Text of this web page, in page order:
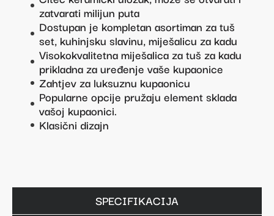
SPECIFIKACIJA
zatvarati milijun puta
Dostupan je kompletan asortiman za tuš
set, kuhinjsku slavinu, miješalicu za kadu
Visokokvalitetna miješalica za tuš za kadu
prikladna za uređenje vaše kupaonice
Zahtjev za luksuznu kupaonicu
Popularne opcije pružaju element sklada
vašoj kupaonici.
Klasični dizajn